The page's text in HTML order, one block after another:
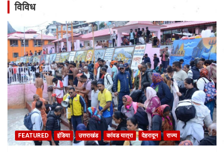
विविध
FEATURED इंडिया उत्तराखंड कांवड यात्रा देहरादून राज्य